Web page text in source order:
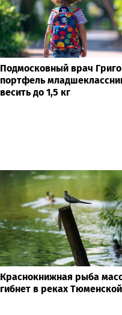
Подмосковный врач
портфель
весить до 1,5 кг
Краснокнижная рыба
гибнет в реках